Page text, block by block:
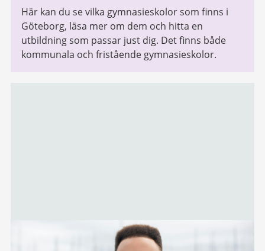
Här kan du se vilka gymnasieskolor som finns i
Göteborg, läsa mer om dem och hitta en
utbildning som passar just dig. Det finns både
kommunala och fristående gymnasieskolor.